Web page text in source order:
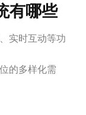
有哪些
实时互动等功
的多样化需